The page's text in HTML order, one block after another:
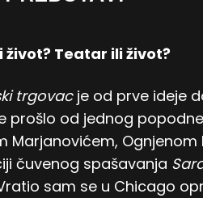
život? Teatar ili život?
trgovacje od prve ideje
prošlo od jednog
Marjanovićem, Ognjenom
čuvenog spašavanja
sam se u Chicago